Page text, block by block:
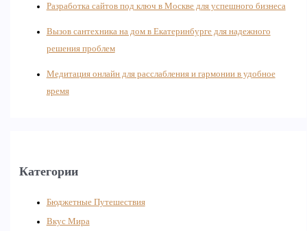
Разработка сайтов под ключ в Москве для успешного бизнеса
Вызов сантехника на дом в Екатеринбурге для надежного
решения проблем
Медитация онлайн для расслабления и гармонии в удобное
время
Категории
Бюджетные Путешествия
Вкус Мира